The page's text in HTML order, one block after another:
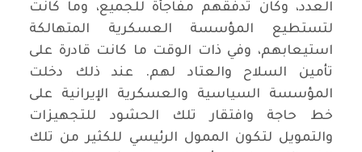
العدد، وكان تدفقهم مفاجأة للجميع، وما كانت
لتستطيع المؤسسة العسكرية المتهالكة
استيعابهم، وفي ذات الوقت ما كانت قادرة على
تأمين السلاح والعتاد لهم. عند ذلك دخلت
المؤسسة السياسية والعسكرية الإيرانية على
خط حاجة وافتقار تلك الحشود للتجهيزات
والتمويل لتكون الممول الرئيسي للكثير من تلك